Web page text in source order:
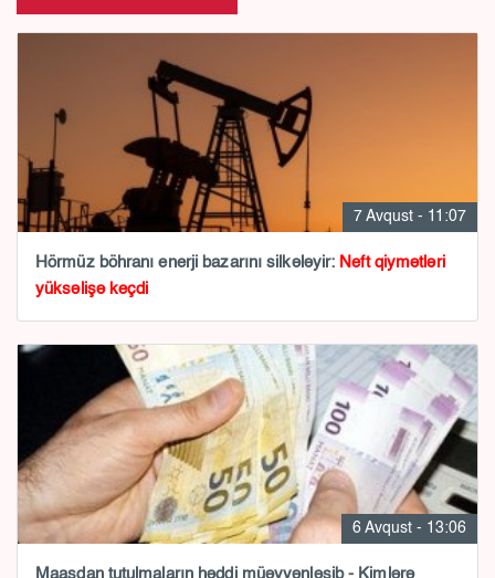
7 Avqust - 11:07
Hörmüz böhranı enerji bazarını silkələyir: Neft qiymətləri
yüksəlişə keçdi
6 Avqust - 13:06
Maaşdan tutulmaların həddi müəyyənləşib - Kimlərə